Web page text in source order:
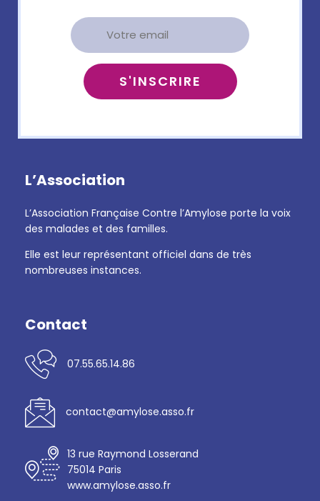
L’Association
L’Association Française Contre l’Amylose porte la voix
des malades et des familles.
Elle est leur représentant officiel dans de très
nombreuses instances.
Contact
07.55.65.14.86
contact@amylose.asso.fr
13 rue Raymond Losserand
75014 Paris
www.amylose.asso.fr